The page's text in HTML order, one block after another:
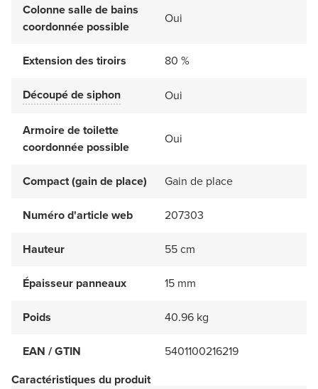
Colonne salle de bains
coordonnée possible
Oui
Extension des tiroirs 80 %
Découpé de siphon Oui
Armoire de toilette
coordonnée possible
Oui
Compact (gain de place) Gain de place
Numéro d'article web 207303
Hauteur 55 cm
Épaisseur panneaux 15 mm
Poids 40.96 kg
EAN / GTIN
5401100216219
Caractéristiques du produit